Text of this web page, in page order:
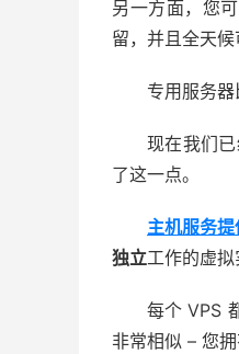
另一方面，您
留，并且全天候
专用服务
现在我们
了这一点。
主机服务
独立工作的虚拟
每个 VPS
非常相似 – 您